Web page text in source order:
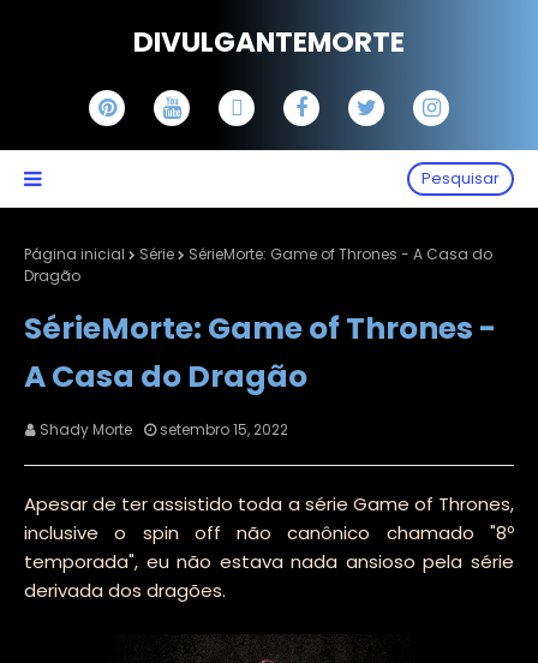
DIVULGANTEMORTE
Pesquisar
Página inicial Série
SérieMorte: Game of Thrones - A Casa do
Dragão
SérieMorte: Game of Thrones -
A Casa do Dragão
Shady Morte setembro 15, 2022
Apesar de ter assistido toda a série Game of Thrones,
inclusive o spin off não canônico chamado "8º
temporada", eu não estava nada ansioso pela série
derivada dos dragões.